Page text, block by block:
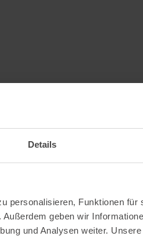
Details
personalisieren, Funktionen für
geben wir
und Analysen weiter.